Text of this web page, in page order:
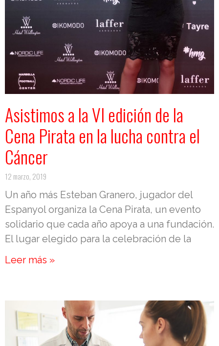
Asistimos a la VI edición de la
Cena Pirata en la lucha contra el
Cáncer
12 marzo, 2019
Un año más Esteban Granero, jugador del
Espanyol organiza la Cena Pirata, un evento
solidario que cada año apoya a una fundación.
El lugar elegido para la celebración de la
Leer más »